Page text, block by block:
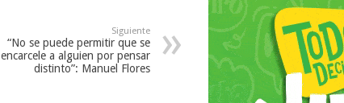
Siguiente
“No se puede permitir que se
encarcele a alguien por pensar
distinto”: Manuel Flores